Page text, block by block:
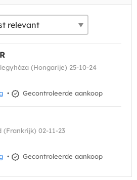
(Hongarije) 25-10-24
• Gecontroleerde aankoop
(Frankrijk) 02-11-23
• Gecontroleerde aankoop